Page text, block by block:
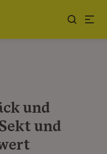
und
und